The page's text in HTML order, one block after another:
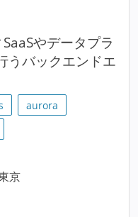
やデータプラ
うバックエンドエ
aurora
京